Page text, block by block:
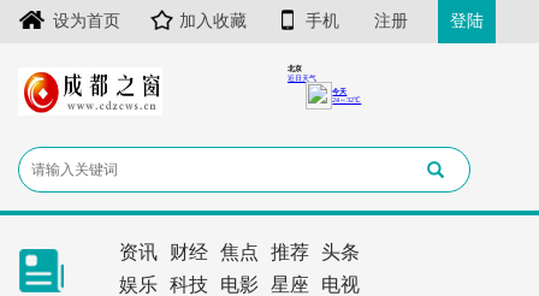
设为首页 加入收藏 手机 注册 登陆
资讯 财经 焦点 推荐
头条
娱乐
科技 电影 星座
电视